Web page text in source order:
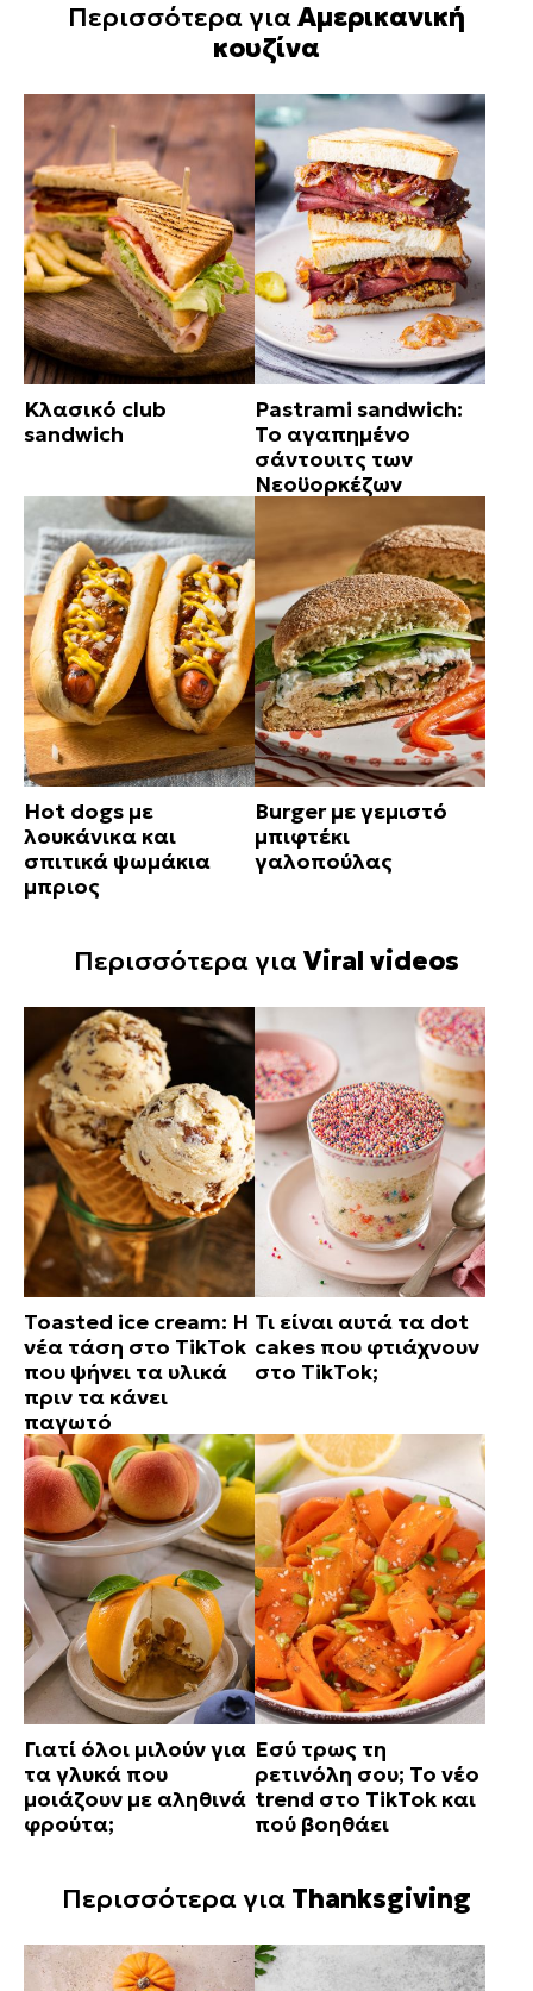
Περισσότερα γιαΑμερικανική
κουζίνα
Κλασικό club
sandwich
Pastrami sandwich:
Το αγαπημένο
σάντουιτς των
Νεοϋορκέζων
Hot dogs με
λουκάνικα και
σπιτικά ψωμάκια
μπριος
Burger με γεμιστό
μπιφτέκι
γαλοπούλας
Περισσότερα γιαViral videos
Toasted ice cream: Η
νέα τάση στο TikTok
που ψήνει τα υλικά
πριν τα κάνει
παγωτό
Τι είναι αυτά τα dot
cakes που φτιάχνουν
στο TikTok;
Γιατί όλοι μιλούν για
τα γλυκά που
μοιάζουν με αληθινά
φρούτα;
Εσύ τρως τη
ρετινόλη σου; Το νέο
trend στο TikTok και
πού βοηθάει
Περισσότερα για Thanksgiving